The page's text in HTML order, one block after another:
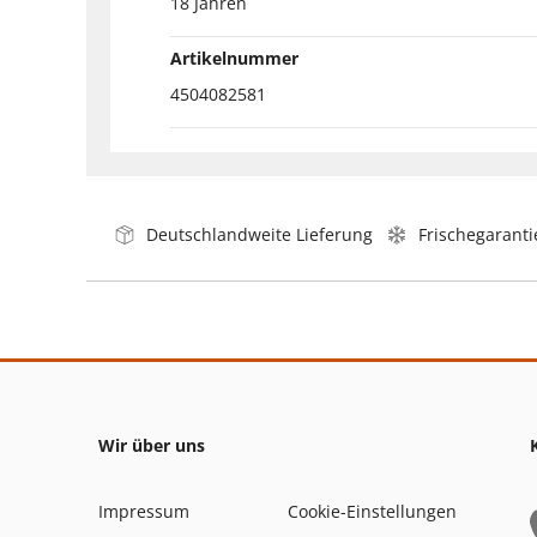
Artikelnummer
4504082581
Deutschlandweite Lieferung
Wir über uns
Impressum
Cookie-Einstellungen